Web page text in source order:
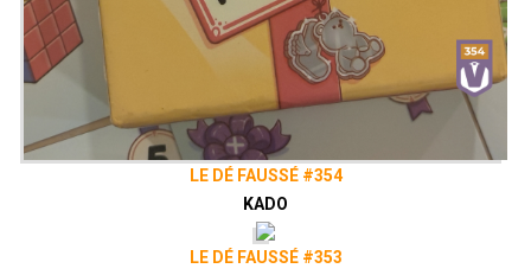
LE DÉ FAUSSÉ #354
KADO
LE DÉ FAUSSÉ #353